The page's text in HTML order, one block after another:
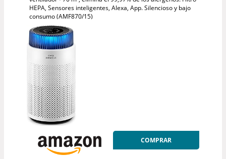
HEPA, Sensores inteligentes, Alexa, App. Silencioso y bajo
consumo (AMF870/15)
COMPRAR